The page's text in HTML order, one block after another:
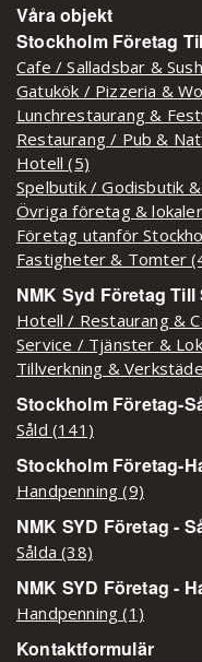
Våra objekt
Stockholm Företag
Cafe / Salladsbar &
Gatukök / Pizzeria &
Lunchrestaurang &
Restaurang / Pub &
Hotell (5)
Spelbutik / Godisbutik
Övriga företag &
Företag utanför
Fastigheter & Tomter
NMK Syd Företag Till
Hotell / Restaurang &
Service / Tjänster &
Tillverkning &
Stockholm Företag-
Såld (141)
Stockholm Företag-
Handpenning (9)
NMK SYD Företag -
Sålda (38)
NMK SYD Företag -
Handpenning (1)
Kontaktformulär